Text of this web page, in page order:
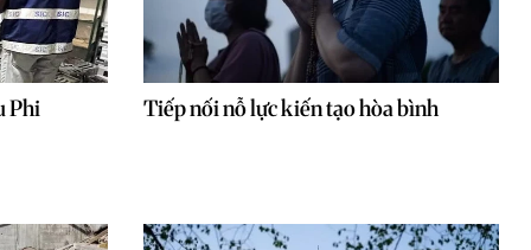
Phi Tiếp nối nỗ lực kiến tạo hòa bình